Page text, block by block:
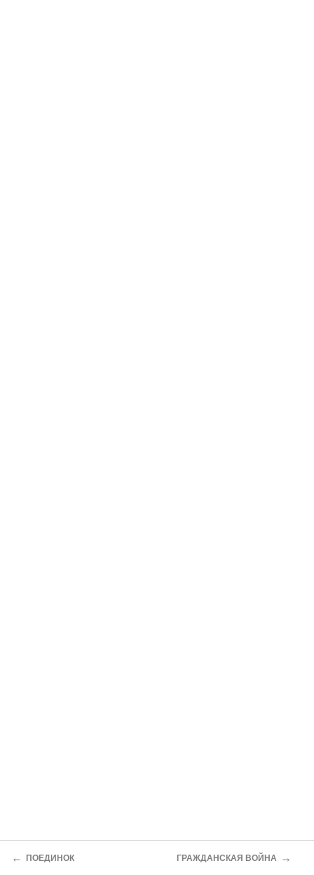
← ПОЕДИНОК ГРАЖДАНСКАЯ ВОЙНА →